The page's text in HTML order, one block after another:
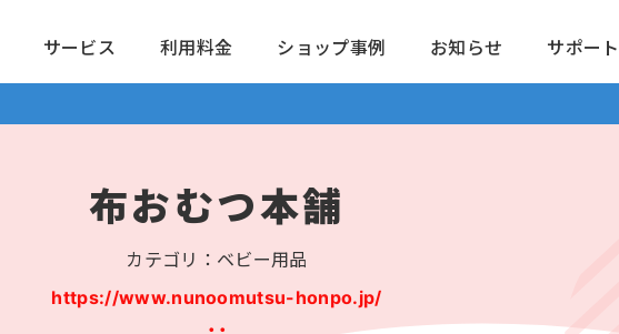
サービス 利用料金 ショップ事例 お知らせ サポート
布おむつ本舗
カテゴリ：ベビー用品
https://www.nunoomutsu-honpo.jp/